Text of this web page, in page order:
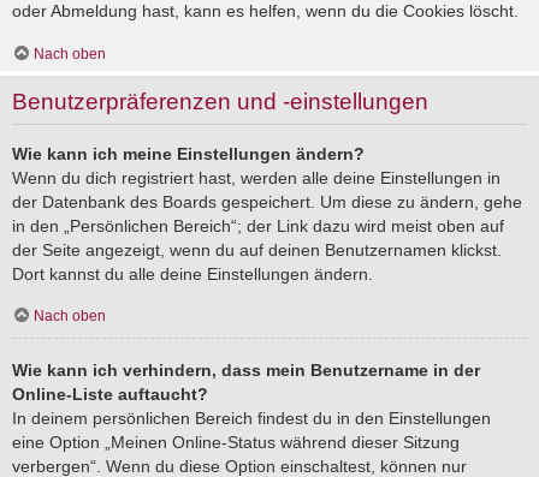
oder Abmeldung hast, kann es helfen, wenn du die Cookies löscht.
Nach oben
Benutzerpräferenzen und -einstellungen
Wie kann ich meine Einstellungen ändern?
Wenn du dich registriert hast, werden alle deine Einstellungen in
der Datenbank des Boards gespeichert. Um diese zu ändern, gehe
in den „Persönlichen Bereich“; der Link dazu wird meist oben auf
der Seite angezeigt, wenn du auf deinen Benutzernamen klickst.
Dort kannst du alle deine Einstellungen ändern.
Nach oben
Wie kann ich verhindern, dass mein Benutzername in der
Online-Liste auftaucht?
In deinem persönlichen Bereich findest du in den Einstellungen
eine Option „Meinen Online-Status während dieser Sitzung
verbergen“. Wenn du diese Option einschaltest, können nur